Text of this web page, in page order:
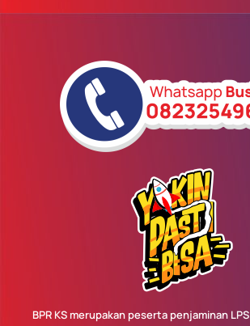
BPR KS merupakan peserta penjaminan LPS